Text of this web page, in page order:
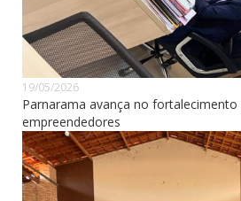
19/05/2026
Parnarama avança no
empreendedores